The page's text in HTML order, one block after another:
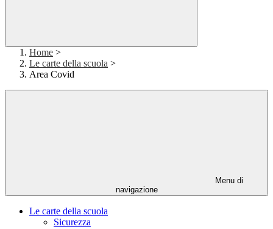
Home >
Le carte della scuola >
Area Covid
Menu di
navigazione
Le carte della scuola
Sicurezza